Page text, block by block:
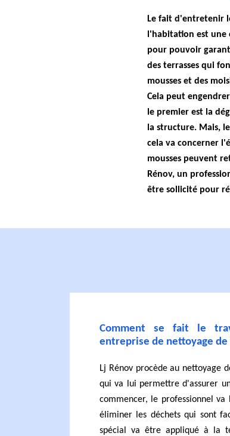
Le fait d'entretenir
l'habitation est
pour pouvoir
des terrasses qui
mousses et des
Cela peut
le premier est la
la structure. Mais,
cela va concerner
mousses peuvent
Rénov, un
être sollicité pour
Comment se fait le
entreprise de nettoyage de
Lj Rénov procède au nettoyage
qui va lui permettre d'assurer
commencer, le professionnel
éliminer les déchets qui sont
spécial va être appliqué à la